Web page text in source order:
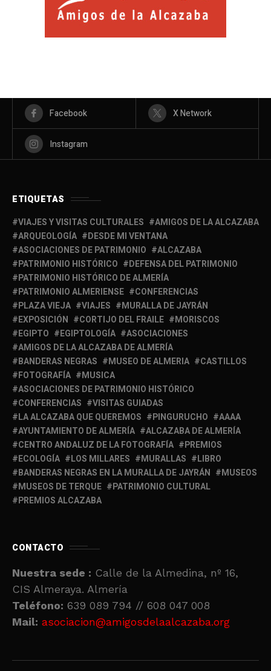
Facebook X Network
Instagram
ETIQUETAS
VIAJES Y VISITAS CULTURALES
AMIGOS DE LA ALCAZABA
ARQUEOLOGÍA
DESDE MI VENTANA
ASOCIACIONES DE PATRIMONIO
ALCAZABA
PATRIMONIO HISTÓRICO
DEFENSA DEL PATRIMONIO
PATRIMONIO HISTÓRICO DE ALMERÍA
PATRIMONIO ALMERIENSE
CONFERENCIAS
PLAZA VIEJA
VIAJES
MURALLA DE JAYRÁN
EXPOSICIÓN
CORTIJO DEL FRAILE
MORISCOS
EGIPTO
EGIPTOLOGÍA
ASOCIACIONES
AMIGOS DE LA ALCAZABA DE ALMERÍA
BANDERAS NEGRAS
MUSEO DE ALMERIA
CASTILLOS
FOTOGRAFÍA
MUSICA
ASOCIACIONES DE PATRIMONIO HISTÓRICO
CONFERENCIAS
VISITAS GUIADAS
LA ALCAZABA QUE QUEREMOS
PINGURUCHO
AAAA
AYUNTAMIENTO DE ALMERÍA
ALCAZABA DE ALMERÍA
CENTRO ANDALUZ DE LA FOTOGRAFÍA
PREMIOS
ECOLOGÍA
LOS MILLARES MURALLAS
LIBRO
BANDERAS NEGRAS EN LA MURALLA DE JAYRÁN
MUSEOS
MUSEOS DE TERQUE
PATRIMONIO CULTURAL
PREMIOS ALCAZABA
CONTACTO
Nuestra sede : Calle de la Almedina, nº 16,
CIS Almeraya. Almería
Teléfono: 639 089 794 // 608 047 008
Mail: asociacion@amigosdelaalcazaba.org